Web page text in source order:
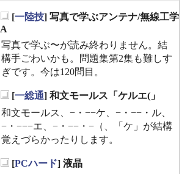
[一陸技] 写真で学ぶアンテナ/無線工学
A
写真で学ぶ〜が読み終わりません。結
構手ごわいかも。問題集第2集も難しす
ぎです。今は120問目。
[一総通] 和文モールス「ケルエ(」
和文モールス、−・−−ケ、−・−−・ル、
−・−−−エ、−・−−・−（、「ケ」が結構
覚えづらかったりします。
[PCハード] 液晶